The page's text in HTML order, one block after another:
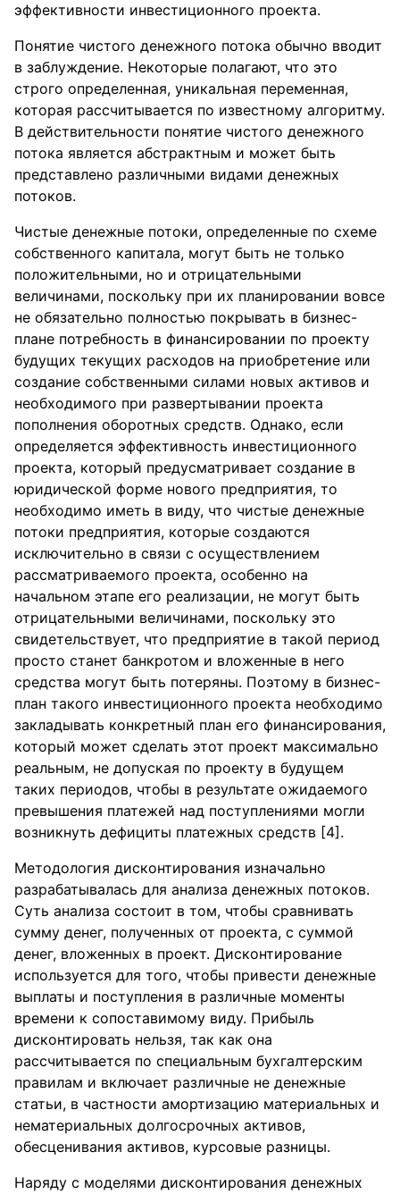
эффективности инвестиционного проекта.
Понятие чистого денежного потока обычно вводит
в заблуждение. Некоторые полагают, что это
строго определенная, уникальная переменная,
которая рассчитывается по известному алгоритму.
В действительности понятие чистого денежного
потока является абстрактным и может быть
представлено различными видами денежных
потоков.
Чистые денежные потоки, определенные по схеме
собственного капитала, могут быть не только
положительными, но и отрицательными
величинами, поскольку при их планировании вовсе
не обязательно полностью покрывать в бизнес-
плане потребность в финансировании по проекту
будущих текущих расходов на приобретение или
создание собственными силами новых активов и
необходимого при развертывании проекта
пополнения оборотных средств. Однако, если
определяется эффективность инвестиционного
проекта, который предусматривает создание в
юридической форме нового предприятия, то
необходимо иметь в виду, что чистые денежные
потоки предприятия, которые создаются
исключительно в связи с осуществлением
рассматриваемого проекта, особенно на
начальном этапе его реализации, не могут быть
отрицательными величинами, поскольку это
свидетельствует, что предприятие в такой период
просто станет банкротом и вложенные в него
средства могут быть потеряны. Поэтому в бизнес-
план такого инвестиционного проекта необходимо
закладывать конкретный план его финансирования,
который может сделать этот проект максимально
реальным, не допуская по проекту в будущем
таких периодов, чтобы в результате ожидаемого
превышения платежей над поступлениями могли
возникнуть дефициты платежных средств [4].
Методология дисконтирования изначально
разрабатывалась для анализа денежных потоков.
Суть анализа состоит в том, чтобы сравнивать
сумму денег, полученных от проекта, с суммой
денег, вложенных в проект. Дисконтирование
используется для того, чтобы привести денежные
выплаты и поступления в различные моменты
времени к сопоставимому виду. Прибыль
дисконтировать нельзя, так как она
рассчитывается по специальным бухгалтерским
правилам и включает различные не денежные
статьи, в частности амортизацию материальных и
нематериальных долгосрочных активов,
обесценивания активов, курсовые разницы.
Наряду с моделями дисконтирования денежных